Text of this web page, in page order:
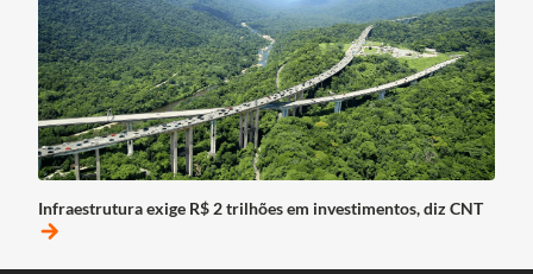
Infraestrutura exige R$ 2 trilhões em investimentos, diz CNT
arrow_forward